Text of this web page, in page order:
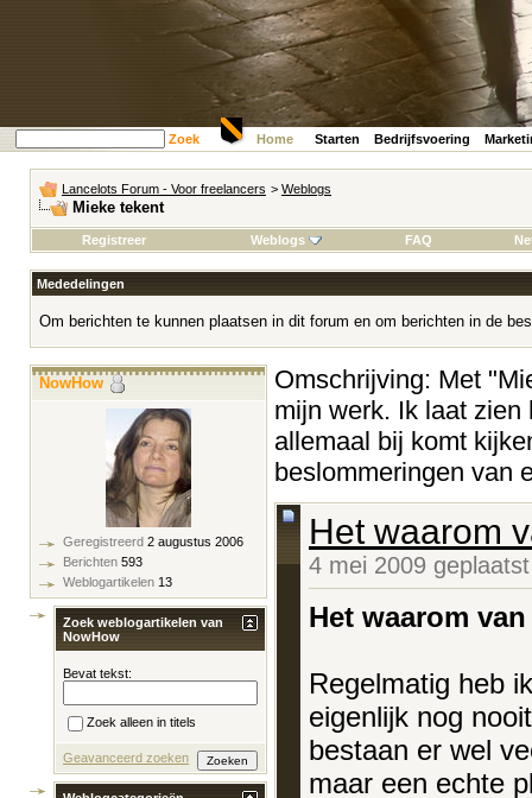
Zoek Home Starten Bedrijfsvoering
Lancelots Forum - Voor freelancers > Weblogs
Mieke tekent
Registreer Weblogs FAQ
Mededelingen
Om berichten te kunnen plaatsen in dit forum en om berichten in de
Omschrijving: Met
mijn werk. Ik laat
allemaal bij komt
beslommeringen van
Het waarom
4 mei 2009
Het waarom
Regelmatig heb
eigenlijk nog
bestaan er wel
maar een echte
NowHow
Geregistreerd 2 augustus 2006
Berichten 593
Weblogartikelen 13
Zoek weblogartikelen van
NowHow
Bevat tekst:
Zoek alleen in titels
Geavanceerd zoeken